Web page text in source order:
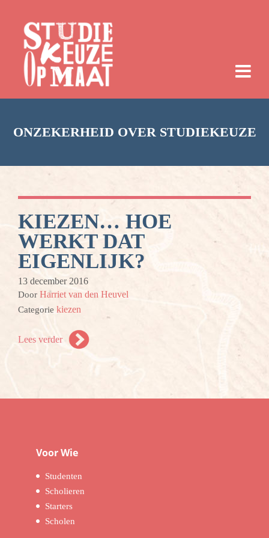
ONZEKERHEID OVER STUDIEKEUZE
KIEZEN… HOE
WERKT DAT
EIGENLIJK?
13 december 2016
Door Harriet van den Heuvel
Categorie kiezen
Lees verder
Voor Wie
Studenten
Scholieren
Starters
Scholen